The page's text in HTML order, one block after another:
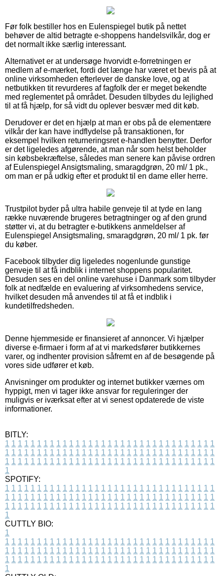
Før folk bestiller hos en Eulenspiegel butik på nettet
behøver de altid betragte e-shoppens handelsvilkår, dog er
det normalt ikke særlig interessant.
Alternativet er at undersøge hvorvidt e-forretningen er
medlem af e-mærket, fordi det længe har været et bevis på at
online virksomheden efterlever de danske love, og at
netbutikken tit revurderes af fagfolk der er meget bekendte
med reglementet på området. Desuden tilbydes du lejlighed
til at få hjælp, for så vidt du oplever besvær med dit køb.
Derudover er det en hjælp at man er obs på de elementære
vilkår der kan have indflydelse på transaktionen, for
eksempel hvilken returneringsret e-handlen benytter. Derfor
er det ligeledes afgørende, at man når som helst beholder
sin købsbekræftelse, således man senere kan påvise ordren
af Eulenspiegel Ansigtsmaling, smaragdgrøn, 20 ml/ 1 pk.,
om man er på udkig efter et produkt til en dame eller herre.
Trustpilot byder på ultra habile genveje til at tyde en lang
række nuværende brugeres betragtninger og af den grund
støtter vi, at du betragter e-butikkens anmeldelser af
Eulenspiegel Ansigtsmaling, smaragdgrøn, 20 ml/ 1 pk. før
du køber.
Facebook tilbyder dig ligeledes nogenlunde gunstige
genveje til at få indblik i internet shoppens popularitet.
Desuden ses en del online varehuse i Danmark som tilbyder
folk at nedfælde en evaluering af virksomhedens service,
hvilket desuden må anvendes til at få et indblik i
kundetilfredsheden.
Denne hjemmeside er finansieret af annoncer. Vi hjælper
diverse e-firmaer i form af at vi markedsfører butikkernes
varer, og indhenter provision såfremt en af de besøgende på
vores side udfører et køb.
Anvisninger om produkter og internet butikker værnes om
hyppigt, men vi tager ikke ansvar for reguleringer der
muligvis er iværksat efter at vi senest opdaterede de viste
informationer.
BITLY:
1 1 1 1 1 1 1 1 1 1 1 1 1 1 1 1 1 1 1 1 1 1 1 1 1 1 1 1 1 1 1 1 1
1 1 1 1 1 1 1 1 1 1 1 1 1 1 1 1 1 1 1 1 1 1 1 1 1 1 1 1 1 1 1 1 1
1 1 1 1 1 1 1 1 1 1 1 1 1 1 1 1 1 1 1 1 1 1 1 1 1 1 1 1 1 1 1 1 1
1
SPOTIFY:
1 1 1 1 1 1 1 1 1 1 1 1 1 1 1 1 1 1 1 1 1 1 1 1 1 1 1 1 1 1 1 1 1
1 1 1 1 1 1 1 1 1 1 1 1 1 1 1 1 1 1 1 1 1 1 1 1 1 1 1 1 1 1 1 1 1
1 1 1 1 1 1 1 1 1 1 1 1 1 1 1 1 1 1 1 1 1 1 1 1 1 1 1 1 1 1 1 1 1
1
CUTTLY BIO:
1
1 1 1 1 1 1 1 1 1 1 1 1 1 1 1 1 1 1 1 1 1 1 1 1 1 1 1 1 1 1 1 1 1
1 1 1 1 1 1 1 1 1 1 1 1 1 1 1 1 1 1 1 1 1 1 1 1 1 1 1 1 1 1 1 1 1
1 1 1 1 1 1 1 1 1 1 1 1 1 1 1 1 1 1 1 1 1 1 1 1 1 1 1 1 1 1 1 1 1
1